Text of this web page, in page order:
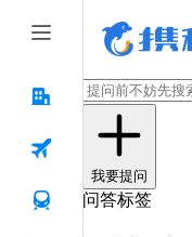
我要提问
问答标签